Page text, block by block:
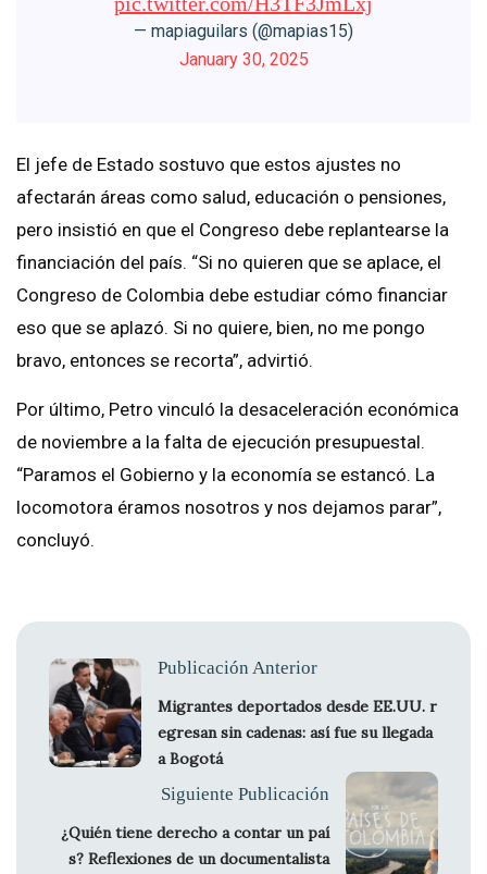
— mapiaguilars (@mapias15)
January 30, 2025
afectarán áreas como salud, educación o pensiones,
pero insistió en que el Congreso debe replantearse la
financiación del país. “Si no quieren que se aplace, el
Congreso de Colombia debe estudiar cómo financiar
eso que se aplazó. Si no quiere, bien, no me pongo
bravo, entonces se recorta”, advirtió.
de noviembre a la falta de ejecución presupuestal.
“Paramos el Gobierno y la economía se estancó. La
locomotora éramos nosotros y nos dejamos parar”,
egresan sin cadenas: así fue su llegada
a Bogotá
s? Reflexiones de un documentalista